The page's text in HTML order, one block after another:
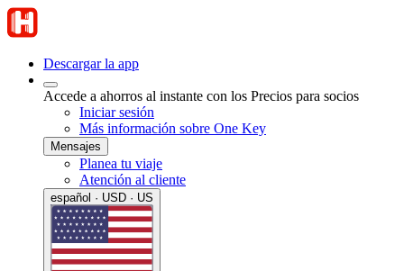
Descargar la app
Accede a ahorros al instante con los Precios para socios
Iniciar sesión
Más información sobre One Key
Mensajes
Planea tu viaje
Atención al cliente
español · USD · US